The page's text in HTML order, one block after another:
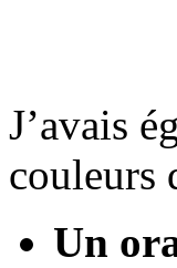
J’avais
couleurs
Un